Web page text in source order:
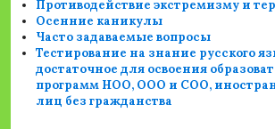
Противодействие экстремизму и
Осенние каникулы
Часто задаваемые вопросы
Тестирование на знание русского
достаточное для освоения
программ НОО, ООО и СОО,
лиц без гражданства